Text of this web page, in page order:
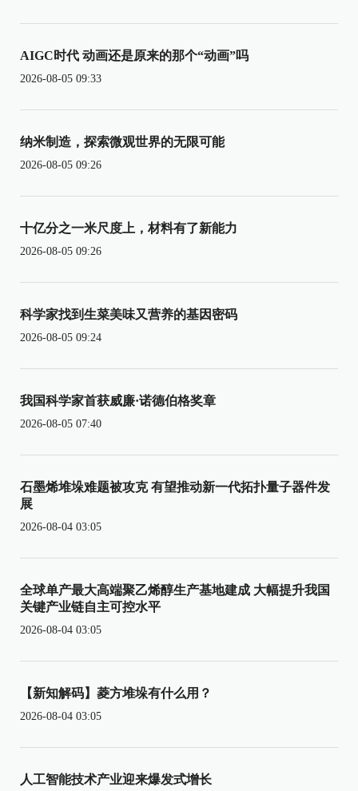
AIGC时代 动画还是原来的那个“动画”吗
2026-08-05 09:33
纳米制造，探索微观世界的无限可能
2026-08-05 09:26
十亿分之一米尺度上，材料有了新能力
2026-08-05 09:26
科学家找到生菜美味又营养的基因密码
2026-08-05 09:24
我国科学家首获威廉·诺德伯格奖章
2026-08-05 07:40
石墨烯堆垛难题被攻克 有望推动新一代拓扑量子器件发
展
2026-08-04 03:05
全球单产最大高端聚乙烯醇生产基地建成 大幅提升我国
关键产业链自主可控水平
2026-08-04 03:05
【新知解码】菱方堆垛有什么用？
2026-08-04 03:05
人工智能技术产业迎来爆发式增长